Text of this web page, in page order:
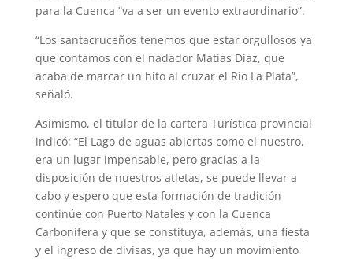
para la Cuenca “va a ser un evento extraordinario”.
“Los santacruceños tenemos que estar orgullosos ya
que contamos con el nadador Matías Diaz, que
acaba de marcar un hito al cruzar el Río La Plata”,
señaló.
Asimismo, el titular de la cartera Turística provincial
indicó: “El Lago de aguas abiertas como el nuestro,
era un lugar impensable, pero gracias a la
disposición de nuestros atletas, se puede llevar a
cabo y espero que esta formación de tradición
continúe con Puerto Natales y con la Cuenca
Carbonífera y que se constituya, además, una fiesta
y el ingreso de divisas, ya que hay un movimiento